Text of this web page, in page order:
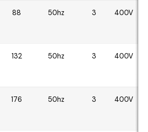
88 50hz 3 400V
132 50hz 3 400V
176 50hz 3 400V